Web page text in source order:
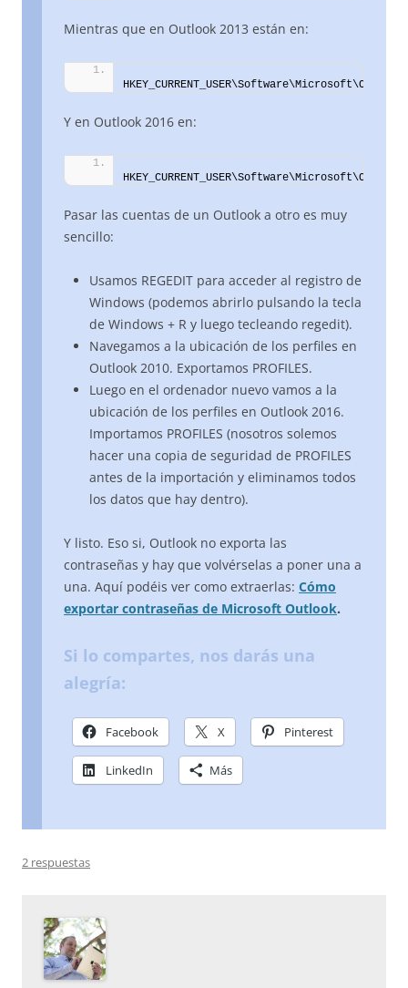
Mientras que en Outlook 2013 están en:
HKEY_CURRENT_USER\Software\Microsoft\Office\
Y en Outlook 2016 en:
HKEY_CURRENT_USER\Software\Microsoft\Office\
Pasar las cuentas de un Outlook a otro es muy
sencillo:
Usamos REGEDIT para acceder al registro de
Windows (podemos abrirlo pulsando la tecla
de Windows + R y luego tecleando regedit).
Navegamos a la ubicación de los perfiles en
Outlook 2010. Exportamos PROFILES.
Luego en el ordenador nuevo vamos a la
ubicación de los perfiles en Outlook 2016.
Importamos PROFILES (nosotros solemos
hacer una copia de seguridad de PROFILES
antes de la importación y eliminamos todos
los datos que hay dentro).
Y listo. Eso si, Outlook no exporta las
contraseñas y hay que volvérselas a poner una a
una. Aquí podéis ver como extraerlas: Cómo
exportar contraseñas de Microsoft Outlook.
Si lo compartes, nos darás una
alegría:
Facebook X Pinterest
LinkedIn Más
2 respuestas